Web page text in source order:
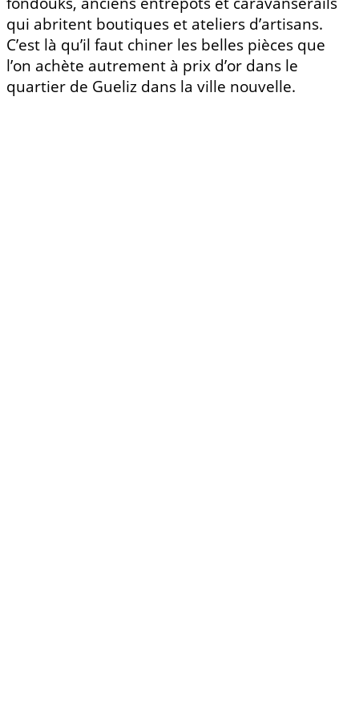
qui abritent boutiques et ateliers d’artisans.
C’est là qu’il faut chiner les belles pièces que
l’on achète autrement à prix d’or dans le
quartier de Gueliz dans la ville nouvelle.